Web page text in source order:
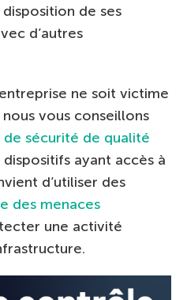
de ses
d’autres
ne soit victime
vous conseillons
sécurité de qualité
ayant accès à
d’utiliser des
des menaces
une activité